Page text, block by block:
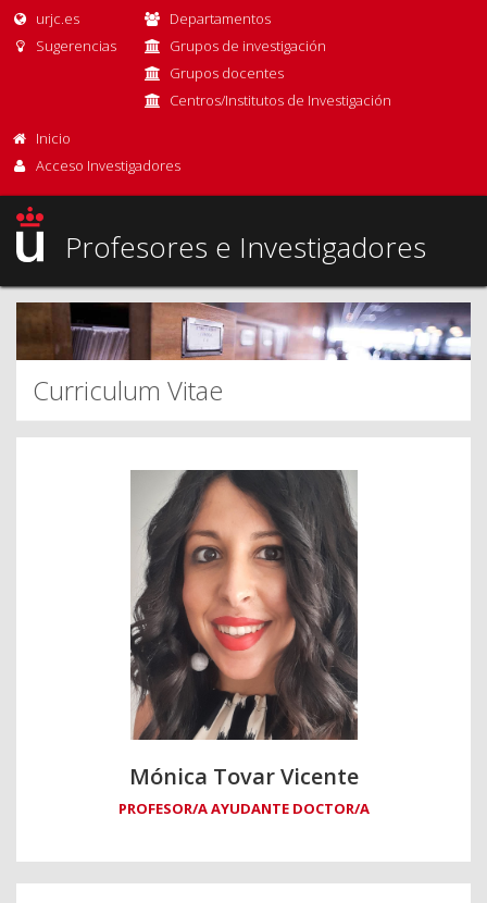
urjc.es
Sugerencias
Departamentos
Grupos de investigación
Grupos docentes
Centros/Institutos de Investigación
Inicio
Acceso Investigadores
Profesores e Investigadores
Curriculum Vitae
Mónica Tovar Vicente
PROFESOR/A AYUDANTE DOCTOR/A